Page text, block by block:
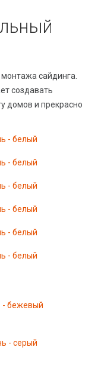
сайдинга.
создавать
домов и прекрасно